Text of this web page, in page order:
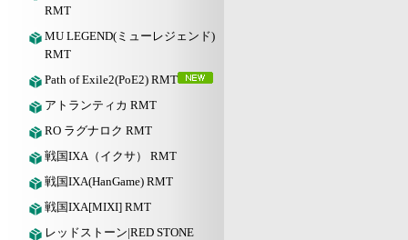
RMT
MU LEGEND(ミューレジェンド)
RMT
Path of Exile2(PoE2) RMT
アトランティカ RMT
RO ラグナロク RMT
戦国IXA（イクサ） RMT
戦国IXA(HanGame) RMT
戦国IXA[MIXI] RMT
レッドストーン|RED STONE